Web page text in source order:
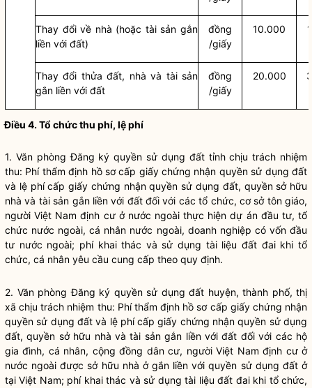
Thay đổi về nhà (hoặc tài sản gắn
liền với đất)
đồng
/giấy
10.000
Thay đổi thửa đất, nhà và tài sản
gắn liền với đất
đồng
/giấy
20.000
Điều 4.Tổ chức thu phí, lệ phí
1. Văn phòng Đăng kýquyền sử dụng đấttỉnh chịu trách nhiệm
thu: Phí thẩm định hồ sơ cấp giấy chứng nhận quyền sử dụng đất
và lệ phícấp giấy chứng nhậnquyền sử dụng đất, quyền sở hữu
nhà và tài sản gắn liền với đất đối với các tổ chức, cơ sở tôn giáo,
người Việt Nam định cư ở nước ngoài thực hiện dự án đầu tư, tổ
chức nước ngoài, cá nhân nước ngoài, doanh nghiệp có vốn đầu
tư nước ngoài; phí khai thác và sử dụng tài liệu đất đai khi tổ
chức, cá nhân yêu cầu cung cấp theo quy định.
2. Văn phòng Đăng ký quyền sử dụng đất huyện, thành phố, thị
xã chịu trách nhiệm thu: Phí thẩm định hồ sơ cấp giấy chứng nhận
quyền sử dụng đấtvà lệ phícấp giấy chứng nhậnquyền sử dụng
đất, quyền sở hữu nhà và tài sản gắn liền với đất đối với các hộ
gia đình, cá nhân, cộng đồng dân cư, người Việt Nam định cư ở
nước ngoài được sở hữu nhà ở gắn liền vớiquyền sử dụng đấtở
tại Việt Nam; phí khai thác và sử dụng tài liệu đất đai khi tổ chức,